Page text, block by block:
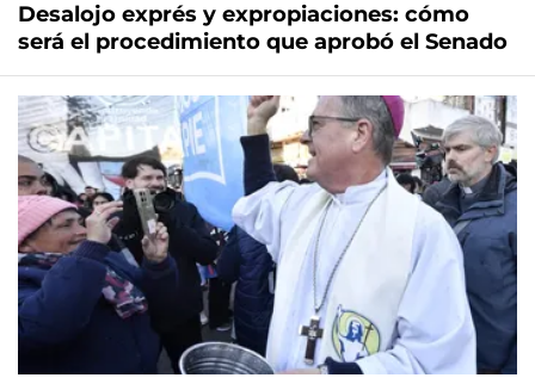
Desalojo exprés y expropiaciones: cómo
será el procedimiento que aprobó el Senado